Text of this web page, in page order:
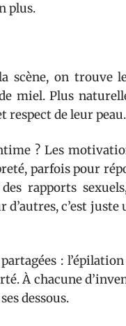
plus.
scène, on trouve
miel. Plus
de leur peau.
? Les
parfois pour
rapports
c’est juste
:
À chacune
dessous.